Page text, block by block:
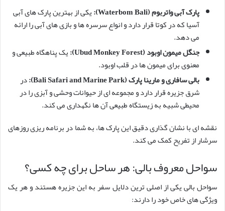
پارک آبی واتربوم (Waterbom Bali):
یکی از بهترین پارک های آبی
آسیا که در کوتا قرار دارد و انواع سرسره ها و بازی های آبی را ارائه
می دهد.
جنگل میمون اوبود (Ubud Monkey Forest):
یک پناهگاه طبیعی و
معنوی برای میمون ها در قلب اوبود.
بالی سافاری و مارینا پارک (Bali Safari and Marine Park):
در
شرق جزیره قرار دارد و مجموعه ای از حیوانات وحشی و آبزی را در
محیطی شبیه به زیستگاه طبیعی آن ها نگهداری می کند.
نقشه ای با نشان گذاری دقیق این پارک ها، به شما در برنامه ریزی روزهای
سرشار از تفریح کمک می کند.
سواحل معروف بالی: هر ساحل برای چه کسی؟
سواحل بالی یکی از اصلی ترین دلایل سفر به این جزیره هستند و هر یک
ویژگی های خاص خود را دارند: